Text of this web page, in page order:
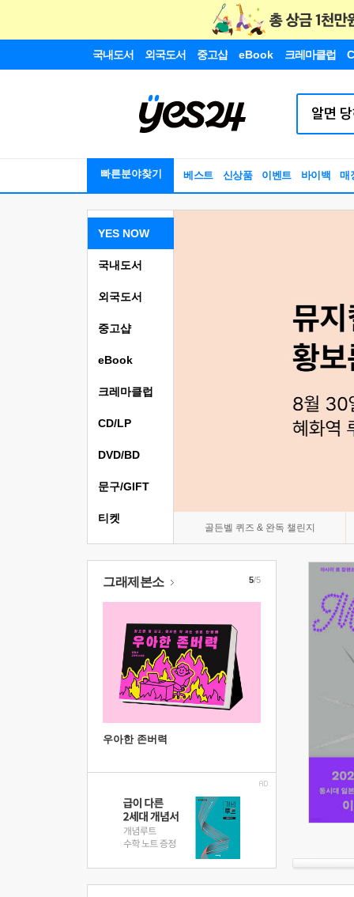
국내도서 외국도서 중고샵 eBook 크레마클럽
빠른분야찾기 베스트 신상품 이벤트 바이백 매
YES NOW
골든벨 퀴즈 & 완독 챌린지
국내도서
외국도서
중고샵
eBook
크레마클럽
CD/LP
DVD/BD
문구/GIFT
티켓
그래제본소
우아한 존버력
5/5